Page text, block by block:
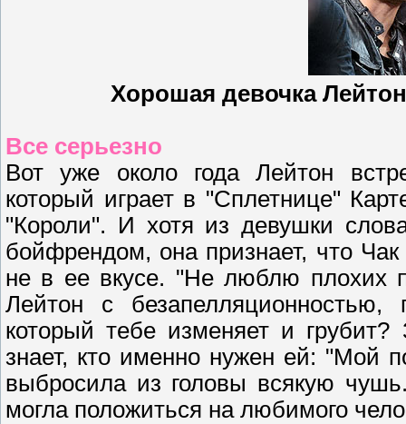
Хорошая девочка
Все серьезно
Вот уже около года Лейтон
который играет в "Сплетнице"
"Короли". И хотя из девушки
бойфрендом, она признает, что
не в ее вкусе. "Не люблю плохих
Лейтон с
который тебе изменяет и
знает, кто именно нужен ей: "Мой
выбросила из головы всякую
могла положиться на любимого